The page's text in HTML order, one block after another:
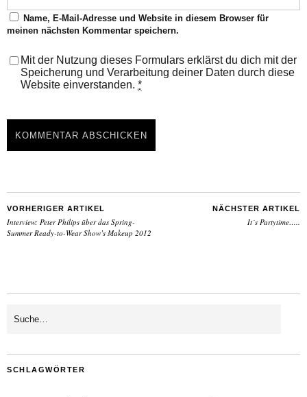
Name, E-Mail-Adresse und Website in diesem Browser für
meinen nächsten Kommentar speichern.
Mit der Nutzung dieses Formulars erklärst du dich mit der
Speicherung und Verarbeitung deiner Daten durch diese
Website einverstanden. *
VORHERIGER ARTIKEL
Interview: Peter Philips über das Spring-
Summer Ready-to-Wear Show’s Makeup 2012
NÄCHSTER ARTIKEL
It´s Partytime…..
SCHLAGWÖRTER